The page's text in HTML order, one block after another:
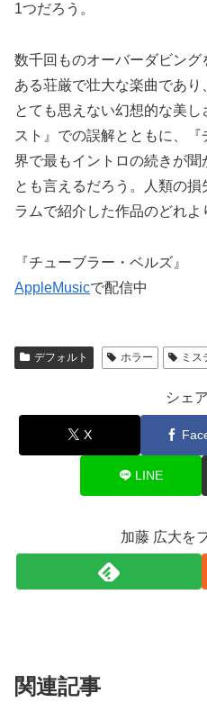
1つだろう。
数千回ものオーバーダビン
ある荘厳で壮大な楽曲であ
とても思えない幻想的な美
スト』での誤解とともに、
界で最もイントロの続きが
とも言えるだろう。人類の
ラムで紹介した作品のどれよ
『チューブラー・ベルズ』
AppleMusicで配信中
デフォルト ホラー ミス
シェ
X
LINE
加藤 広大を
関連記事